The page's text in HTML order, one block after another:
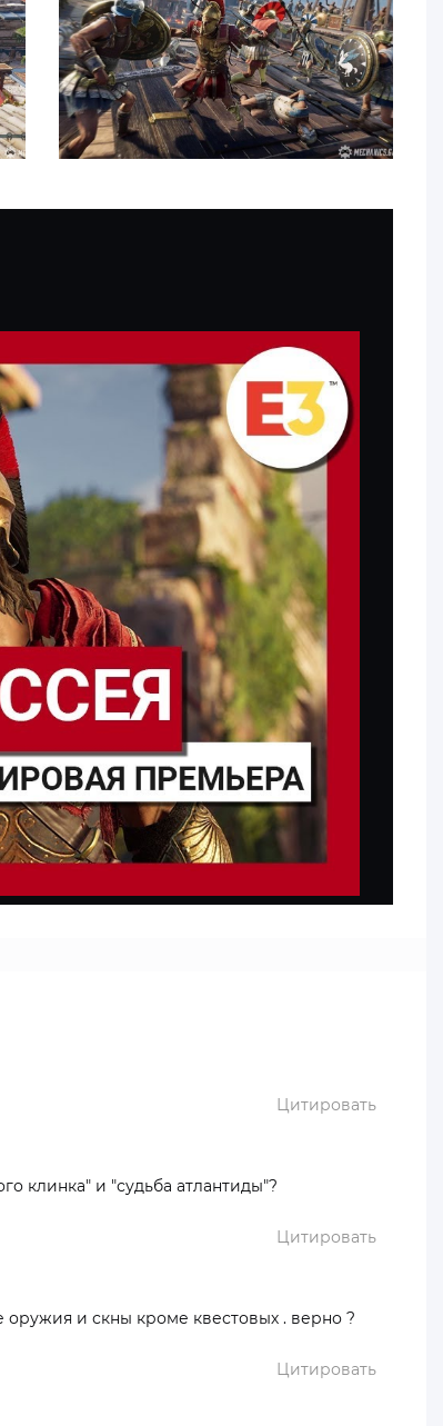
Цитировать
клинка" и "судьба атлантиды"?
Цитировать
оружия и скны кроме квестовых . верно ?
Цитировать